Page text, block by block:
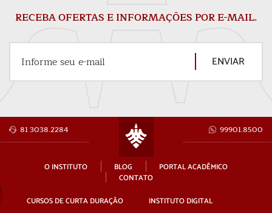
RECEBA OFERTAS E INFORMAÇÕES POR E-MAIL.
Informe seu e-mail ENVIAR
81 3038.2284 99901.8500
O INSTITUTO BLOG
PORTAL ACADÊMICO
CONTATO
CURSOS DE CURTA DURAÇÃO
INSTITUTO DIGITAL